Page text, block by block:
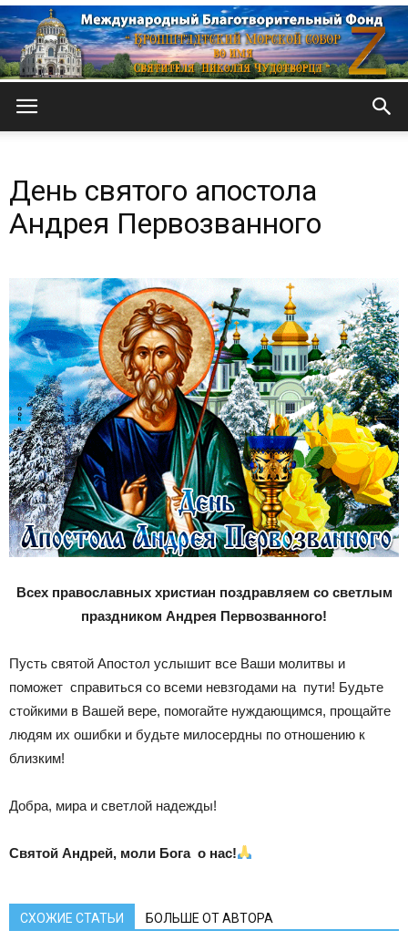
Морской
собор
День святого апостола
Андрея Первозванного
Всех православных христиан поздравляем со светлым
праздником Андрея Первозванного!
Пусть святой Апостол услышит все Ваши молитвы и
поможет справиться со всеми невзгодами на пути! Будьте
стойкими в Вашей вере, помогайте нуждающимся, прощайте
людям их ошибки и будьте милосердны по отношению к
близким!
Добра, мира и светлой надежды!
Святой Андрей, моли Бога о нас!
СХОЖИЕ СТАТЬИ БОЛЬШЕ ОТ АВТОРА